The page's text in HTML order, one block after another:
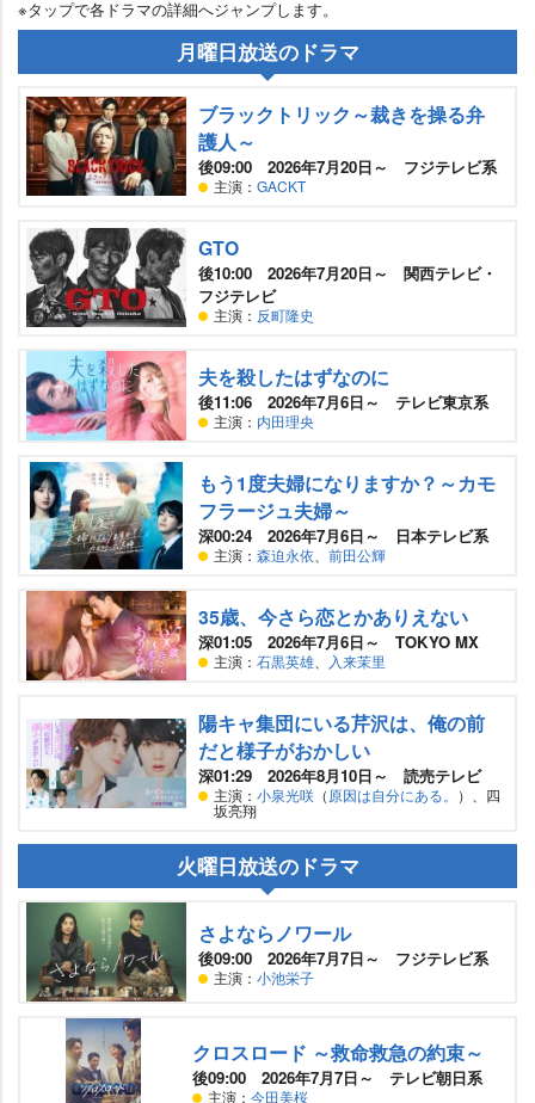
※タップで各ドラマの詳細へジャンプします。
月曜日放送のドラマ
ブラックトリック～裁きを操る弁
護人～
後09:00 2026年7月20日～ フジテレビ系
主演： GACKT
GTO
後10:00 2026年7月20日～ 関西テレビ・
フジテレビ
主演： 反町隆史
夫を殺したはずなのに
後11:06 2026年7月6日～ テレビ東京系
主演： 内田理央
もう1度夫婦になりますか？～カモ
フラージュ夫婦～
深00:24 2026年7月6日～ 日本テレビ系
主演： 森迫永依 前田公輝
35歳、今さら恋とかありえない
深01:05 2026年7月6日～ TOKYO MX
主演： 石黒英雄 入来茉里
陽キャ集団にいる芹沢は、俺の前
だと様子がおかしい
深01:29 2026年8月10日～ 読売テレビ
主演： 小泉光咲 （原因は自分にある。 ）、四
坂亮翔
火曜日放送のドラマ
さよならノワール
後09:00 2026年7月7日～ フジテレビ系
主演： 小池栄子
クロスロード ～救命救急の約束～
後09:00 2026年7月7日～ テレビ朝日系
主演： 今田美桜